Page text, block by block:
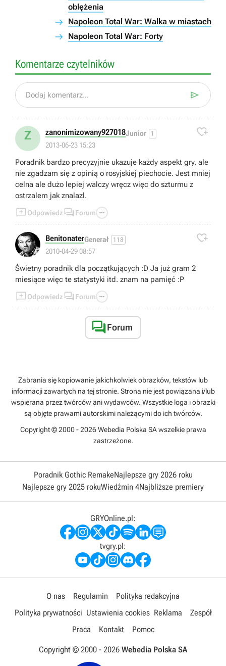
oblężenia
Napoleon Total War: Walka w miastach
Napoleon Total War: Forty
Komentarze czytelników
Dodaj komentarz... 
Z zanonimizowany927018Junior 1
2013-06-23 15:23

Poradnik bardzo precyzyjnie ukazuje każdy aspekt gry, ale
nie zgadzam się z opinią o rosyjskiej piechocie. Jest mniej
celna ale dużo lepiej walczy wręcz więc do szturmu z
ostrzalem jak znalazl.
Odpowiedz  Forum 
BenitonaterGenerał 118
2010-04-29 08:57

Świetny poradnik dla początkujących :D Ja już gram 2
miesiące więc te statystyki itd. znam na pamięć :P
Odpowiedz  Forum 
Forum
Zabrania się kopiowanie jakichkolwiek obrazków, tekstów lub
informacji zawartych na tej stronie. Strona nie jest powiązana i/lub
wspierana przez twórców ani wydawców. Wszystkie loga i obrazki
są objęte prawami autorskimi należącymi do ich twórców.
Copyright © 2000 - 2026 Webedia Polska SA wszelkie prawa
zastrzeżone.
Poradnik Gothic RemakeNajlepsze gry 2026 roku
Najlepsze gry 2025 rokuWiedźmin 4Najbliższe premiery
GRYOnline.pl:
tvgry.pl:
O nas Regulamin
Polityka redakcyjna
Polityka prywatności Ustawienia cookies Reklama
Zespół
Praca
Kontakt Pomoc
Copyright © 2000 - 2026 Webedia Polska SA